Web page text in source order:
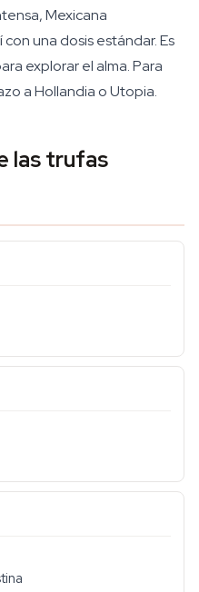
Mexicana
una dosis estándar. Es
explorar el alma. Para
a Hollandia o Utopia.
las trufas